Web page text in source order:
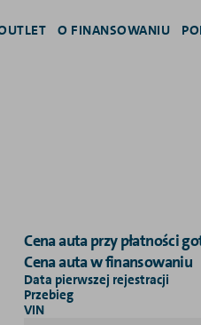
O FINANSOWANIU
Cena auta przy płatności
Cena auta w finansowaniu
Data pierwszej rejestracji
Przebieg
VIN